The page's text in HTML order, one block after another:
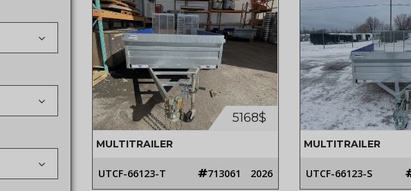
5168$
MULTITRAILER
UTCF-66123-T 713061 2026
MULTITRAILER
UTCF-66123-S